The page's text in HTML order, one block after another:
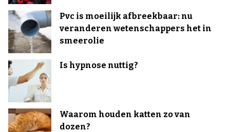
Pvc is moeilijk afbreekbaar: nu
veranderen wetenschappers het in
smeerolie
Is hypnose nuttig?
Waarom houden katten zo van
dozen?